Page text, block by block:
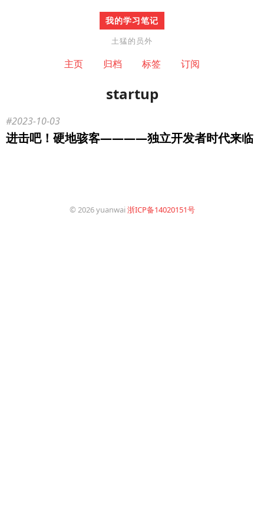
我的学习笔记
土猛的员外
主页 归档 标签 订阅
startup
2023-10-03
进击吧！硬地骇客————独立开发者时代来临
© 2026 yuanwai浙ICP备14020151号